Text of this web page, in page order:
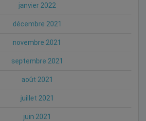
janvier 2022
décembre 2021
novembre 2021
septembre 2021
août 2021
juillet 2021
juin 2021